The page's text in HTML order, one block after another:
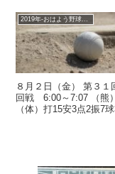
2019年-おはよう野球大会
８月２日（金） 第３
回戦 6:00～7:07 （熊
（体）打15安3点2振7